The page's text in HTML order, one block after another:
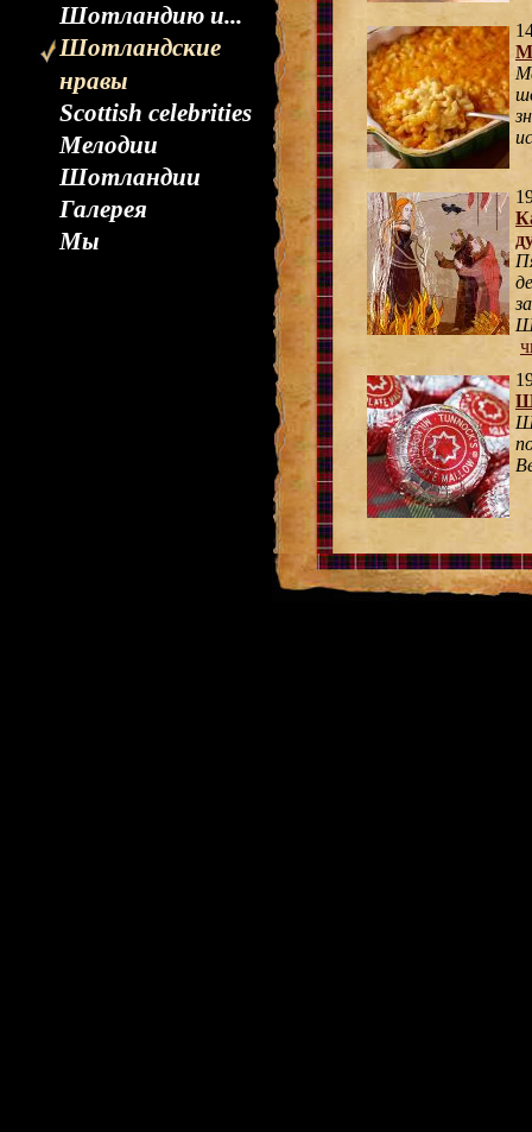
Шотландию и...
Шотландские
нравы
Scottish celebrities
Мелодии
Шотландии
Галерея
Мы